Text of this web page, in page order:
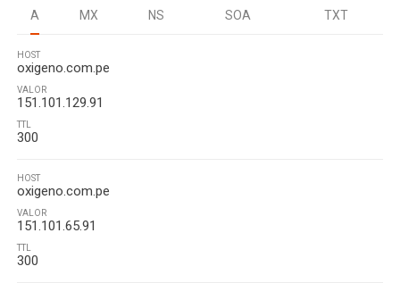
A MX NS SOA TXT
HOST
oxigeno.com.pe
VALOR
151.101.129.91
TTL
300
HOST
oxigeno.com.pe
VALOR
151.101.65.91
TTL
300